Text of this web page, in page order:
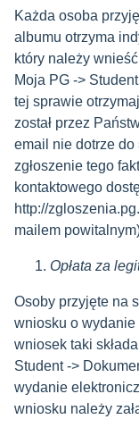
Każda osoba
albumu otrzyma
który należy
Moja PG ->
tej sprawie
został przez
email nie dotrze do
zgłoszenie tego
kontaktowego
http://
mailem
Opłata za
Osoby przyjęte na
wniosku o wydanie
wniosek taki
Student ->
wydanie
wniosku należy